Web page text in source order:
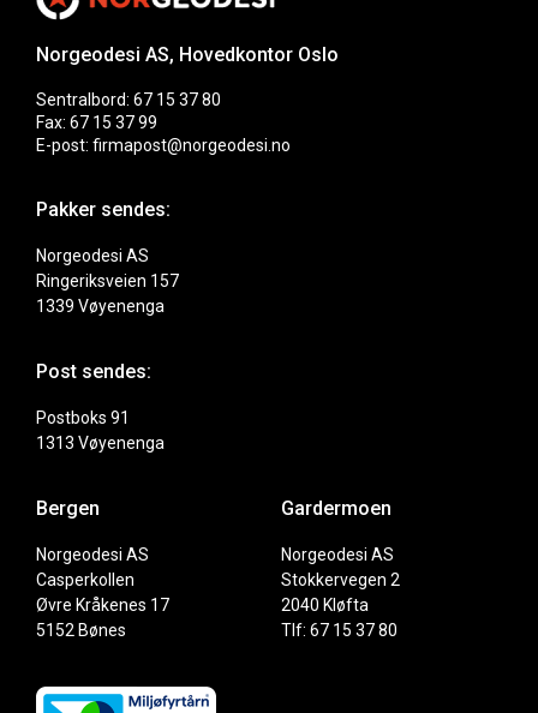
Norgeodesi AS, Hovedkontor Oslo
Sentralbord: 67 15 37 80
Fax: 67 15 37 99
E-post: firmapost@norgeodesi.no
Pakker sendes:
Norgeodesi AS
Ringeriksveien 157
1339 Vøyenenga
Post sendes:
Postboks 91
1313 Vøyenenga
Bergen
Norgeodesi AS
Casperkollen
Øvre Kråkenes 17
5152 Bønes
Gardermoen
Norgeodesi AS
Stokkervegen 2
2040 Kløfta
Tlf: 67 15 37 80